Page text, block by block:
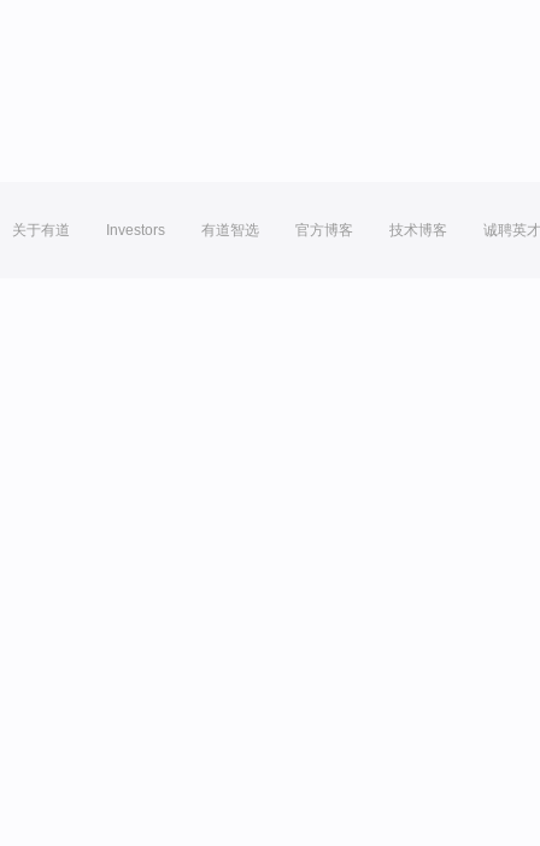
关于有道 Investors 有道智选 官方博客 技术博客 诚聘英才